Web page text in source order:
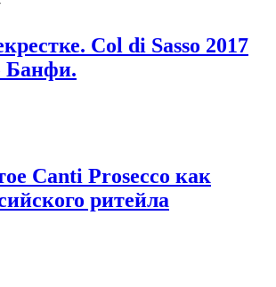
Col di Sasso 2017
Банфи.
Canti Prosecco как
ритейла